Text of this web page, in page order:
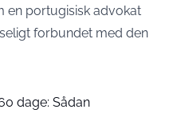
en portugisisk advokat
forbundet med den
dage: Sådan